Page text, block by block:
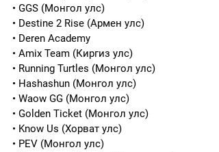
• GGS (Монгол улс)
• Destine 2 Rise (Армен улс)
• Deren Academy
• Amix Team (Киргиз улс)
• Running Turtles (Монгол улс)
• Hashashun (Монгол улс)
• Waow GG (Монгол улс)
• Golden Ticket (Монгол улс)
• Know Us (Хорват улс)
• PEV (Монгол улс)